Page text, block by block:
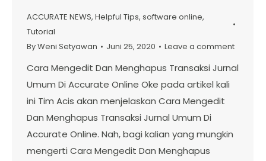
ACCURATE NEWS, Helpful Tips, software online,
Tutorial
ByWeni Setyawan Juni 25, 2020 Leave a comment
Cara Mengedit Dan Menghapus Transaksi Jurnal
Umum Di Accurate Online Oke pada artikel kali
ini Tim Acis akan menjelaskan Cara Mengedit
Dan Menghapus Transaksi Jurnal Umum Di
Accurate Online. Nah, bagi kalian yang mungkin
mengerti Cara Mengedit Dan Menghapus